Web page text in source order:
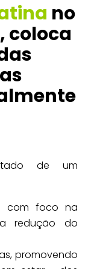
no
, coloca
de um
com foco na
redução do
promovendo